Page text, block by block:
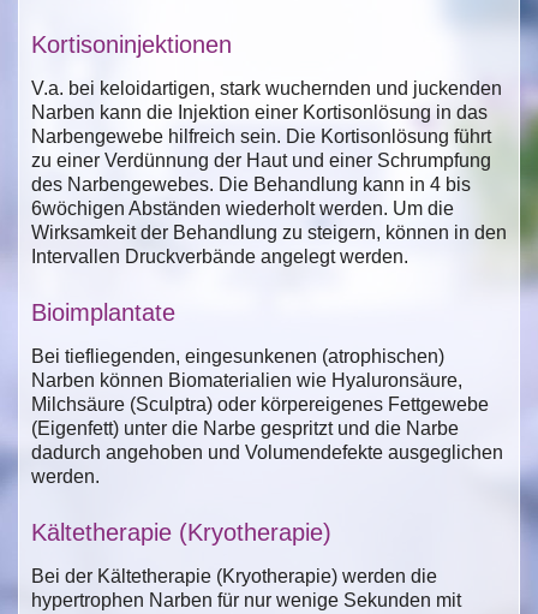
Kortisoninjektionen
V.a. bei keloidartigen, stark wuchernden und juckenden
Narben kann die Injektion einer Kortisonlösung in das
Narbengewebe hilfreich sein. Die Kortisonlösung führt
zu einer Verdünnung der Haut und einer Schrumpfung
des Narbengewebes. Die Behandlung kann in 4 bis
6wöchigen Abständen wiederholt werden. Um die
Wirksamkeit der Behandlung zu steigern, können in den
Intervallen Druckverbände angelegt werden.
Bioimplantate
Bei tiefliegenden, eingesunkenen (atrophischen)
Narben können Biomaterialien wie Hyaluronsäure,
Milchsäure (Sculptra) oder körpereigenes Fettgewebe
(Eigenfett) unter die Narbe gespritzt und die Narbe
dadurch angehoben und Volumendefekte ausgeglichen
werden.
Kältetherapie (Kryotherapie)
Bei der Kältetherapie (Kryotherapie) werden die
hypertrophen Narben für nur wenige Sekunden mit